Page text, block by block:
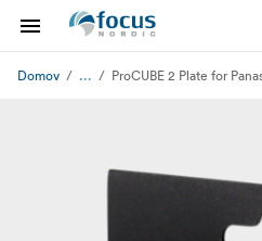
Domov ... ProCUBE 2 Plate for